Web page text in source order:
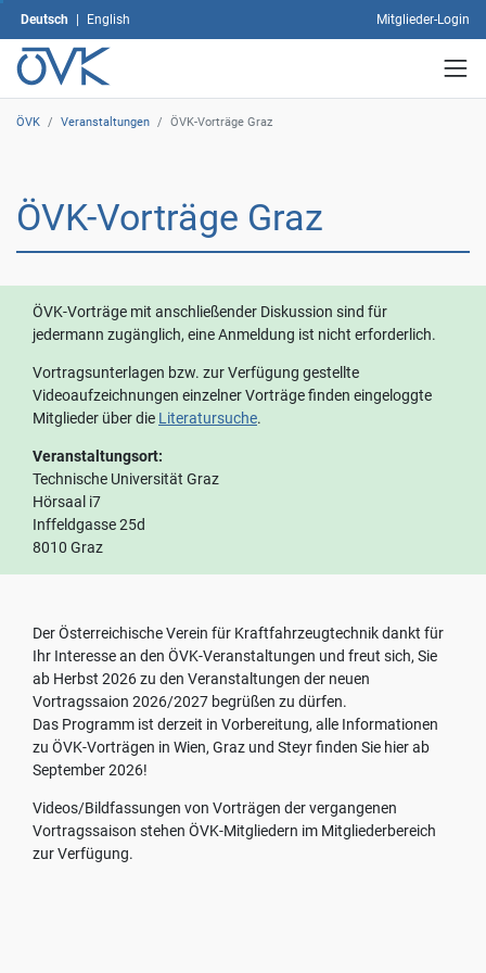
und
Sie
dann
auf
"Auswahl
Klick
akzeptieren"
erklären
Sie
mit
der
Verwendung
Cookies
einverstanden.
Ihre
Einwilligung
können
mit
Wirkung
für
die
Zukunft
widerrufen,
indem
Ihre
Einstellungen
ändern.
Deutsch | English Mitglieder-Login
ÖVK / Veranstaltungen / ÖVK-Vorträge Graz
ÖVK-Vorträge Graz
ÖVK-Vorträge mit anschließender Diskussion sind für
jedermann zugänglich, eine Anmeldung ist nicht erforderlich.
Vortragsunterlagen bzw. zur Verfügung gestellte
Videoaufzeichnungen einzelner Vorträge finden eingeloggte
Mitglieder über die Literatursuche.
Veranstaltungsort:
Technische Universität Graz
Hörsaal i7
Inffeldgasse 25d
8010 Graz
Der Österreichische Verein für Kraftfahrzeugtechnik dankt für
Ihr Interesse an den ÖVK-Veranstaltungen und freut sich, Sie
ab Herbst 2026 zu den Veranstaltungen der neuen
Vortragssaion 2026/2027 begrüßen zu dürfen.
Das Programm ist derzeit in Vorbereitung, alle Informationen
zu ÖVK-Vorträgen in Wien, Graz und Steyr finden Sie hier ab
September 2026!
Videos/Bildfassungen von Vorträgen der vergangenen
Vortragssaison stehen ÖVK-Mitgliedern im Mitgliederbereich
zur Verfügung.